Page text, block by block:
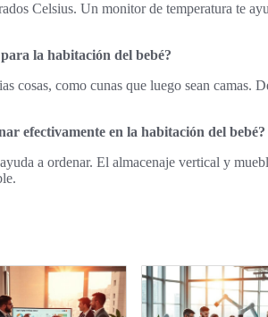
Celsius. Un monitor de temperatura te
la habitación del bebé?
cosas, como cunas que luego sean camas.
efectivamente en la habitación del bebé?
a ordenar. El almacenaje vertical y